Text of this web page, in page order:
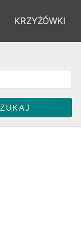
KRZYŻÓWKI
ŁAMIGŁÓWKI